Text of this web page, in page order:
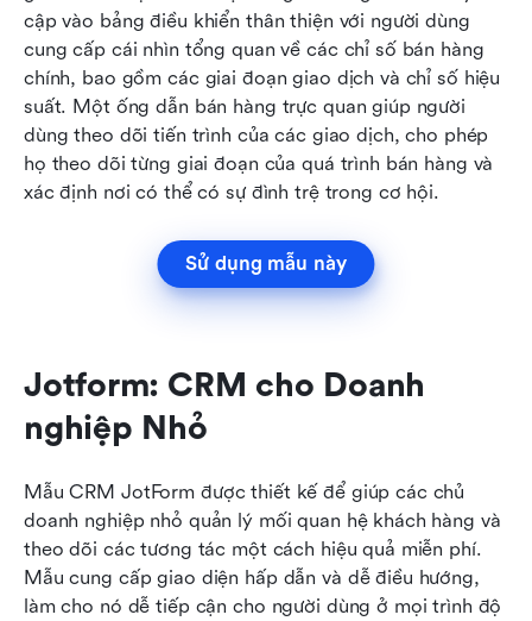
cập vào bảng điều khiển thân thiện với người dùng
cung cấp cái nhìn tổng quan về các chỉ số bán hàng
chính, bao gồm các giai đoạn giao dịch và chỉ số hiệu
suất. Một ống dẫn bán hàng trực quan giúp người
dùng theo dõi tiến trình của các giao dịch, cho phép
họ theo dõi từng giai đoạn của quá trình bán hàng và
xác định nơi có thể có sự đình trệ trong cơ hội.
Sử dụng mẫu này
Jotform: CRM cho Doanh
nghiệp Nhỏ
Mẫu CRM JotForm được thiết kế để giúp các chủ
doanh nghiệp nhỏ quản lý mối quan hệ khách hàng và
theo dõi các tương tác một cách hiệu quả miễn phí.
Mẫu cung cấp giao diện hấp dẫn và dễ điều hướng,
làm cho nó dễ tiếp cận cho người dùng ở mọi trình độ